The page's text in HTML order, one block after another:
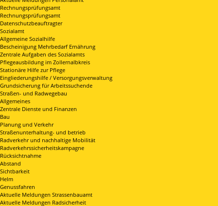
Rechnungsprüfungsamt
Rechnungsprüfungsamt
Datenschutzbeauftragter
Sozialamt
Allgemeine Sozialhilfe
Bescheinigung Mehrbedarf Ernährung
Zentrale Aufgaben des Sozialamts
Pflegeausbildung im Zollernalbkreis
Stationäre Hilfe zur Pflege
Eingliederungshilfe / Versorgungsverwaltung
Grundsicherung für Arbeitssuchende
Straßen- und Radwegebau
Allgemeines
Zentrale Dienste und Finanzen
Bau
Planung und Verkehr
Straßenunterhaltung- und betrieb
Radverkehr und nachhaltige Mobilität
Radverkehrssicherheitskampagne
Rücksichtnahme
Abstand
Sichtbarkeit
Helm
Genussfahren
Aktuelle Meldungen Strassenbauamt
Aktuelle Meldungen Radsicherheit